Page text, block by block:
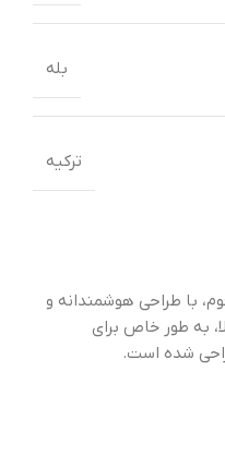
بله
ترکیه
با طراحی هوشمندانه و
به طور خاص برای
شده است.